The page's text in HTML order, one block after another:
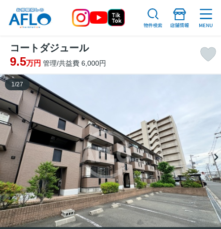
コートダジュール
9.5万円 管理/共益費 6,000円
1 /27